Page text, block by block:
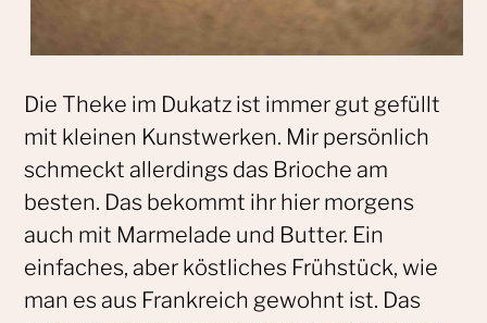
Die Theke im Dukatz ist immer gut gefüllt
mit kleinen Kunstwerken. Mir persönlich
schmeckt allerdings das Brioche am
besten. Das bekommt ihr hier morgens
auch mit Marmelade und Butter. Ein
einfaches, aber köstliches Frühstück, wie
man es aus Frankreich gewohnt ist. Das